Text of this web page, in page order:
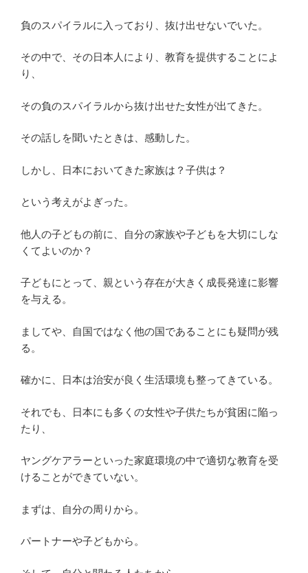
負のスパイラルに入っており、抜け出せないでいた。
その中で、その日本人により、教育を提供することによ
り、
その負のスパイラルから抜け出せた女性が出てきた。
その話しを聞いたときは、感動した。
しかし、日本においてきた家族は？子供は？
という考えがよぎった。
他人の子どもの前に、自分の家族や子どもを大切にしな
くてよいのか？
子どもにとって、親という存在が大きく成長発達に影響
を与える。
ましてや、自国ではなく他の国であることにも疑問が残
る。
確かに、日本は治安が良く生活環境も整ってきている。
それでも、日本にも多くの女性や子供たちが貧困に陥っ
たり、
ヤングケアラーといった家庭環境の中で適切な教育を受
けることができていない。
まずは、自分の周りから。
パートナーや子どもから。